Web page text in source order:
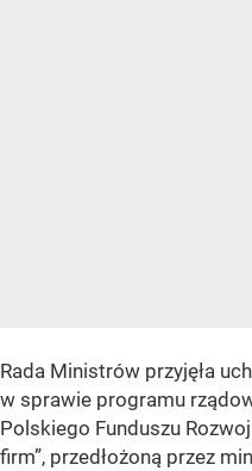
Rada Ministrów przyjęła
w sprawie programu
Polskiego Funduszu
firm”, przedłożoną przez